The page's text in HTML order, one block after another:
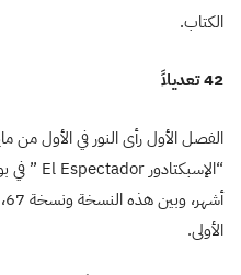
الكتاب.
42 تعديلاً
الأولى.